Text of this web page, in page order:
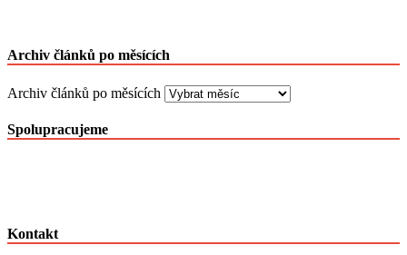
Archiv článků po měsících
Archiv článků po měsících
Spolupracujeme
Kontakt